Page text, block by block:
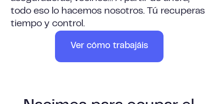
todo eso lo hacemos nosotros. Tú recuperas
tiempo y control.
Ver cómo trabajáis